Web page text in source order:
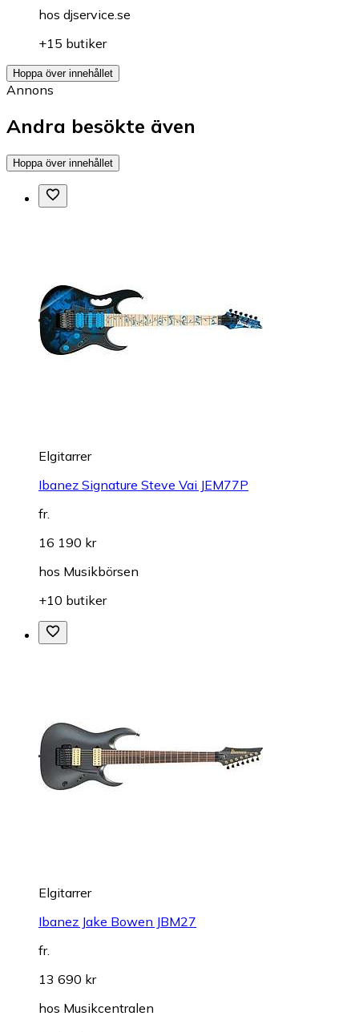
hos djservice.se
+15 butiker
Hoppa över innehållet
Annons
Andra besökte även
Hoppa över innehållet
Elgitarrer
Ibanez Signature Steve Vai JEM77P
fr.
16 190 kr
hos Musikbörsen
+10 butiker
Elgitarrer
Ibanez Jake Bowen JBM27
fr.
13 690 kr
hos Musikcentralen